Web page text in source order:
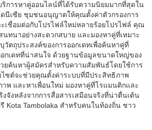
ริการหาคู่ออนไลน์ที่ได้รับความนิยมมากที่สุดใน
ดนีเซีย ชุมชนอนุญาตให้คุณตั้งค่าตัวกรองการ
เชื่อมต่อกับโปรไฟล์ใหม่หลายร้อยโปรไฟล์ คุณ
นทนาอย่างสะดวกสบาย และมองหาคู่ที่เหมาะ
วัตถุประสงค์ของการออกเดทเพื่อค้นหาคู่ที่
กเดทที่น่าสนใจ ด้วยฐานข้อมูลขนาดใหญ่ของ
ยค้นหาผู้สมัครสำหรับความสัมพันธ์โดยใช้การ
ไซต์จะช่วยคุณตั้งค่าระบบที่มีประสิทธิภาพ
พ และหาเพื่อนใหม่ มองหาคู่ที่โรแมนติกและ
จังหลังจากการสื่อสารเสมือนจริงที่น่าตื่นเต้น
Kota Tambolaka สำหรับคนในท้องถิ่น ชาว